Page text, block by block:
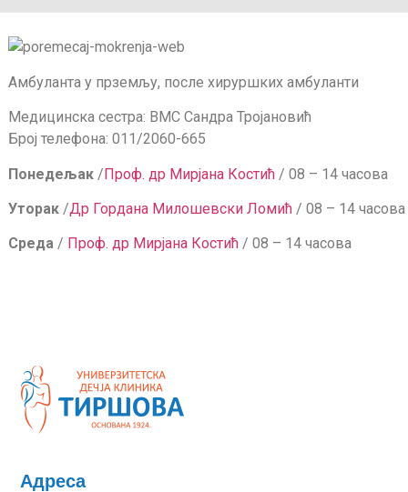
Амбуланта у прземљу, после хируршких амбуланти
Медицинска сестра: ВМС Сандра Тројановић
Број телефона: 011/2060-665
Понедељак/Проф. др Мирјана Костић / 08 – 14 часова
Уторак/Др Гордана Милошевски Ломић/ 08 – 14 часова
Среда/ Проф. др Мирјана Костић/ 08 – 14 часова
Адреса